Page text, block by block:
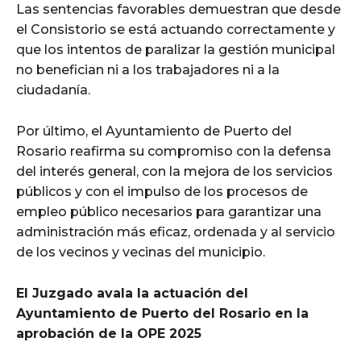
Las sentencias favorables demuestran que desde
el Consistorio se está actuando correctamente y
que los intentos de paralizar la gestión municipal
no benefician ni a los trabajadores ni a la
ciudadanía.
Por último, el Ayuntamiento de Puerto del
Rosario reafirma su compromiso con la defensa
del interés general, con la mejora de los servicios
públicos y con el impulso de los procesos de
empleo público necesarios para garantizar una
administración más eficaz, ordenada y al servicio
de los vecinos y vecinas del municipio.
El Juzgado avala la actuación del
Ayuntamiento de Puerto del Rosario en la
aprobación de la OPE 2025